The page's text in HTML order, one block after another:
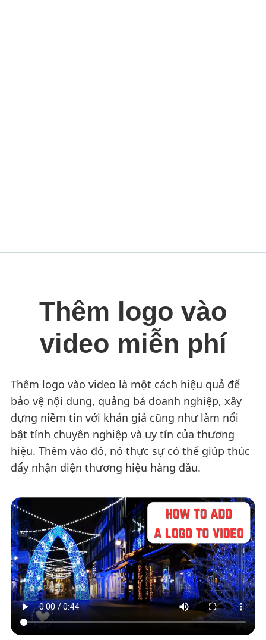
Thêm logo vào
video miễn phí
Thêm logo vào video là một cách hiệu quả để
bảo vệ nội dung, quảng bá doanh nghiệp, xây
dựng niềm tin với khán giả cũng như làm nổi
bật tính chuyên nghiệp và uy tín của thương
hiệu. Thêm vào đó, nó thực sự có thể giúp thúc
đẩy nhận diện thương hiệu hàng đầu.